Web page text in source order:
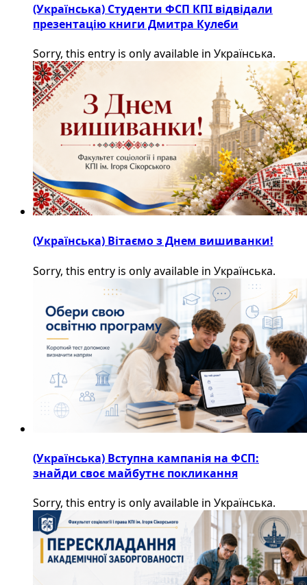
(Українська) Студенти ФСП КПІ відвідали
презентацію книги Дмитра Кулеби
Sorry, this entry is only available in Українська.
(Українська) Вітаємо з Днем вишиванки!
Sorry, this entry is only available in Українська.
(Українська) Вступна кампанія на ФСП:
знайди своє майбутнє покликання
Sorry, this entry is only available in Українська.